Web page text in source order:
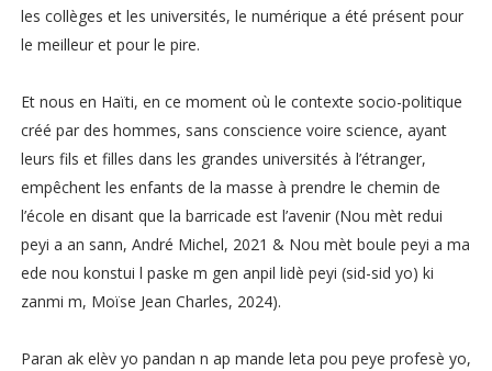
les collèges et les universités, le numérique a été présent pour
le meilleur et pour le pire.
Et nous en Haïti, en ce moment où le contexte socio-politique
créé par des hommes, sans conscience voire science, ayant
leurs fils et filles dans les grandes universités à l’étranger,
empêchent les enfants de la masse à prendre le chemin de
l’école en disant que la barricade est l’avenir (Nou mèt redui
peyi a an sann, André Michel, 2021 & Nou mèt boule peyi a ma
ede nou konstui l paske m gen anpil lidè peyi (sid-sid yo) ki
zanmi m, Moïse Jean Charles, 2024).
Paran ak elèv yo pandan n ap mande leta pou peye profesè yo,